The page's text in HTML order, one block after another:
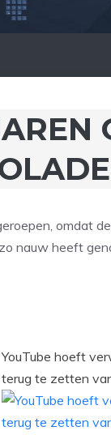
omdat
nauw heeft
YouTube hoeft
terug te zetten